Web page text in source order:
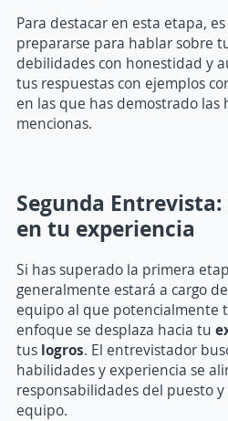
Para destacar en esta etapa,
prepararse para hablar sobre
debilidades con honestidad y
tus respuestas con ejemplos
en las que has demostrado las
mencionas.
Segunda
en tu experiencia
Si has superado la primera
generalmente estará a cargo
equipo al que potencialmente
enfoque se desplaza hacia tu
tus logros. El entrevistador
habilidades y experiencia se
responsabilidades del puesto
equipo.